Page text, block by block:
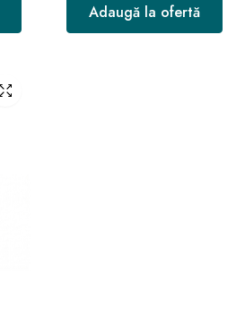
Adaugă la ofertă